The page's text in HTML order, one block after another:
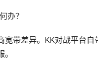
办？
带差异。KK对战平台自